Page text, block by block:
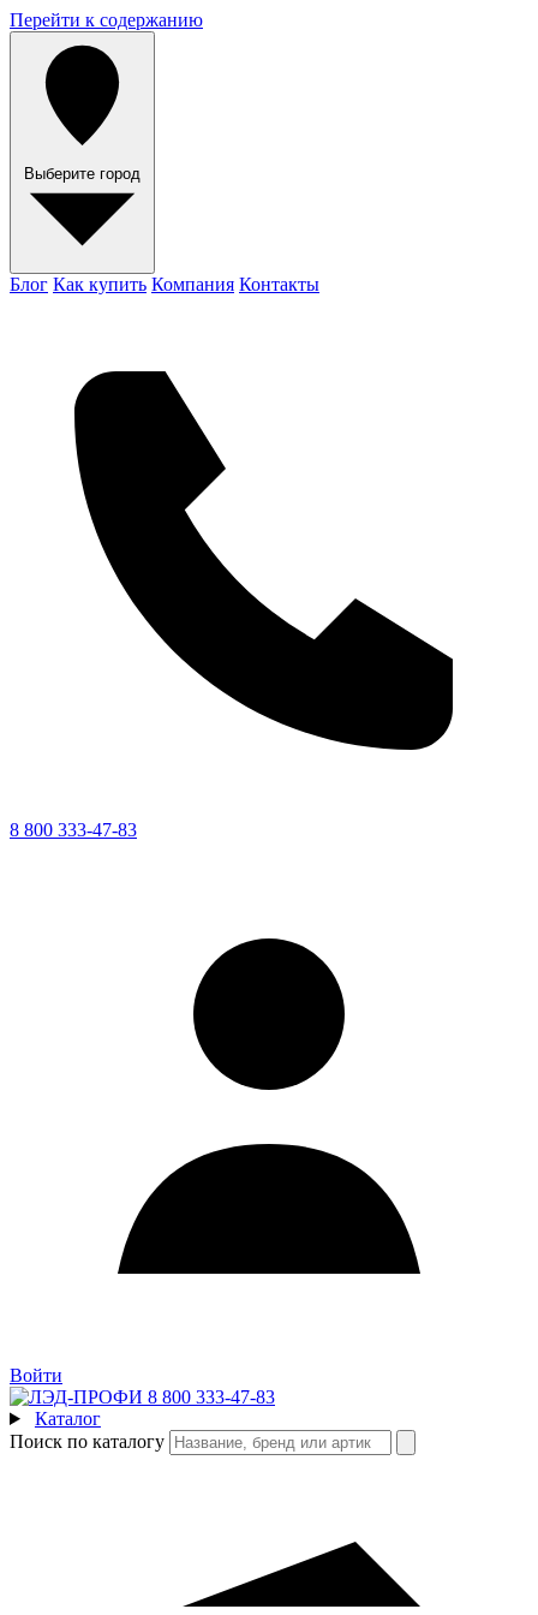
Перейти к содержанию
Выберите город
Блог Как купить Компания Контакты
8 800 333-47-83
Войти
8 800 333-47-83
Каталог
Поиск по каталогу